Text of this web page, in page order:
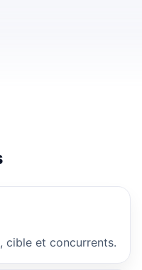
cible et concurrents.